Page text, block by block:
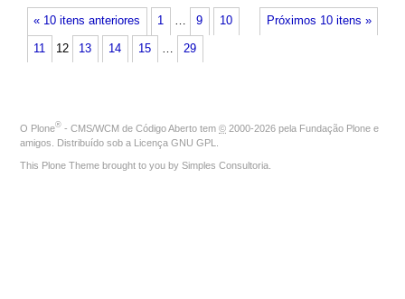
« 10 itens anteriores Próximos 10 itens »
1 … 9 10
11 12 13 14 15 … 29
O Plone® - CMS/WCM de Código Aberto tem © 2000-2026 pela Fundação Plone e
amigos. Distribuído sob a Licença GNU GPL
This Plone Theme brought to you by Simples Consultoria